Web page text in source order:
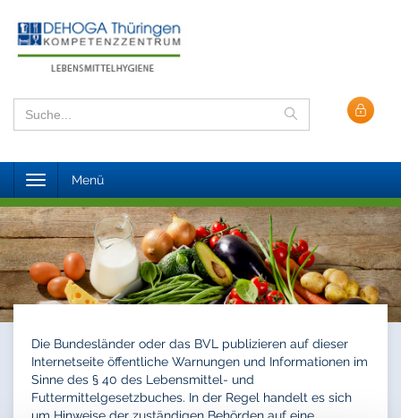
Toggle Menü
Die Bundesländer oder das BVL publizieren auf dieser
Internetseite öffentliche Warnungen und Informationen im
Sinne des § 40 des Lebensmittel- und
Futtermittelgesetzbuches. In der Regel handelt es sich